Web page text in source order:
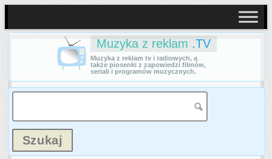
Muzyka z reklam .TV
Muzyka z reklam tv i radiowych, a
także piosenki z zapowiedzi filmów,
seriali i programów muzycznych.